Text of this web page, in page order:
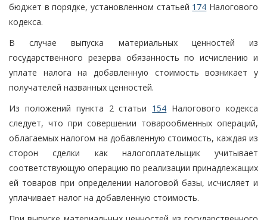
бюджет в порядке, установленном статьей 174 Налогового
кодекса.
В случае выпуска материальных ценностей из
государственного резерва обязанность по исчислению и
уплате налога на добавленную стоимость возникает у
получателей названных ценностей.
Из положений пункта 2 статьи 154 Налогового кодекса
следует, что при совершении товарообменных операций,
облагаемых налогом на добавленную стоимость, каждая из
сторон сделки как налогоплательщик учитывает
соответствующую операцию по реализации принадлежащих
ей товаров при определении налоговой базы, исчисляет и
уплачивает налог на добавленную стоимость.